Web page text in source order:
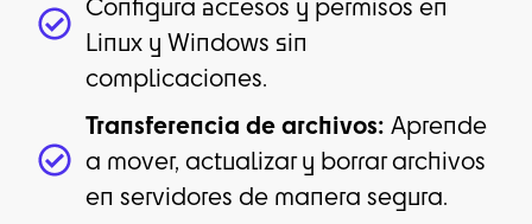
Linux y Windows sin
complicaciones.
Transferencia de archivos:Aprende
a mover, actualizar y borrar archivos
en servidores de manera segura.